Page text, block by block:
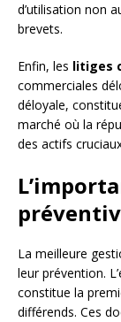
d’utilisation non
brevets.
Enfin, les litiges
commerciales
déloyale,
marché où la
des actifs
La meilleure
leur prévention.
constitue la
différends. Ces